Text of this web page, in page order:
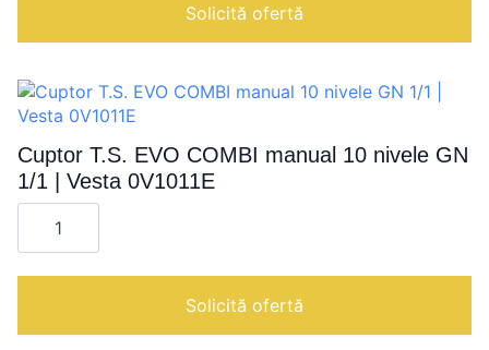
Solicită ofertă
Cuptor T.S. EVO COMBI manual 10 nivele GN
1/1 | Vesta 0V1011E
Cantitate
Cuptor
COMBI
nivele
Solicită ofertă